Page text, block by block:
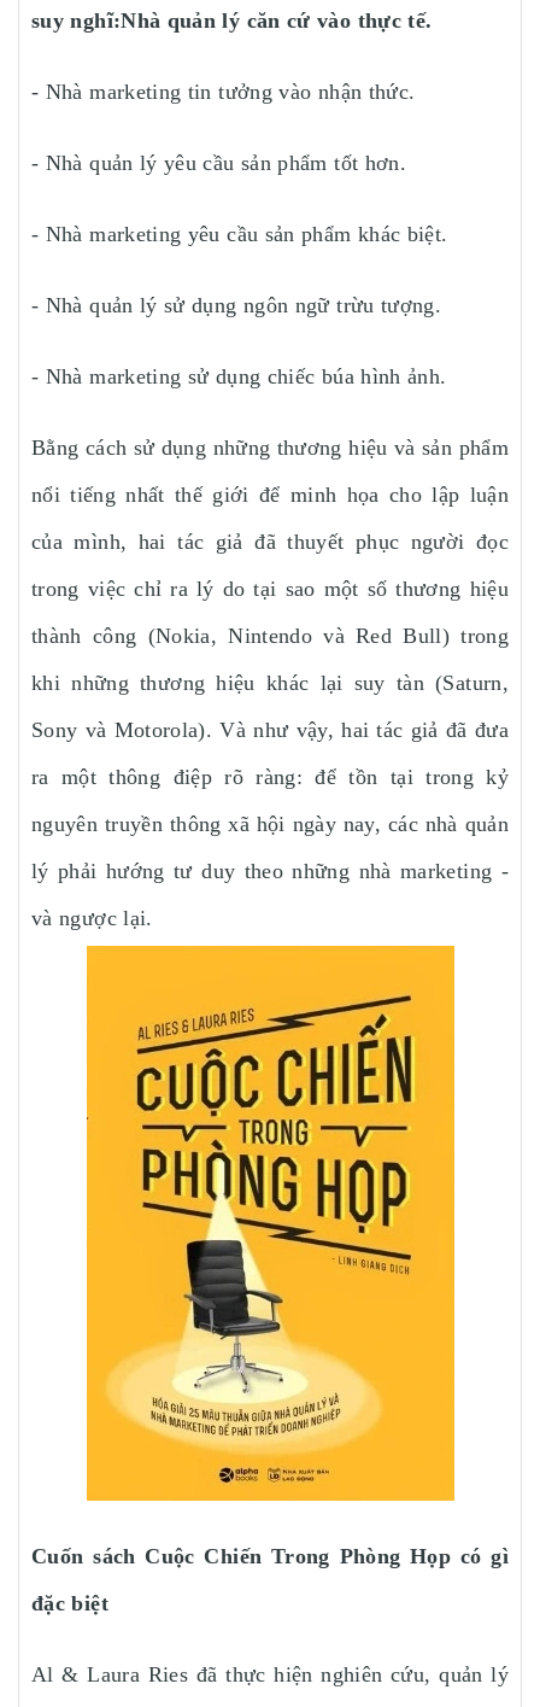
suy nghĩ:Nhà quản lý căn cứ vào thực tế.
- Nhà marketing tin tưởng vào nhận thức.
- Nhà quản lý yêu cầu sản phẩm tốt hơn.
- Nhà marketing yêu cầu sản phẩm khác biệt.
- Nhà quản lý sử dụng ngôn ngữ trừu tượng.
- Nhà marketing sử dụng chiếc búa hình ảnh.
Bằng cách sử dụng những thương hiệu và sản phẩm
nổi tiếng nhất thế giới để minh họa cho lập luận
của mình, hai tác giả đã thuyết phục người đọc
trong việc chỉ ra lý do tại sao một số thương hiệu
thành công (Nokia, Nintendo và Red Bull) trong
khi những thương hiệu khác lại suy tàn (Saturn,
Sony và Motorola). Và như vậy, hai tác giả đã đưa
ra một thông điệp rõ ràng: để tồn tại trong kỷ
nguyên truyền thông xã hội ngày nay, các nhà quản
lý phải hướng tư duy theo những nhà marketing -
và ngược lại.
Cuốn sách Cuộc Chiến Trong Phòng Họp có gì
đặc biệt
Al & Laura Ries đã thực hiện nghiên cứu, quản lý